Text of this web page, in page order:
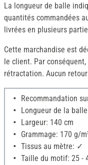
La longueur de balle
quantités commandées
livrées en plusieurs
Cette marchandise est
le client. Par
rétractation. Aucun
Recommandation
Longueur de la
Largeur: 140 cm
Grammage: 170 g/
Tissus au mètre: ✓
Taille du motif: 25 -